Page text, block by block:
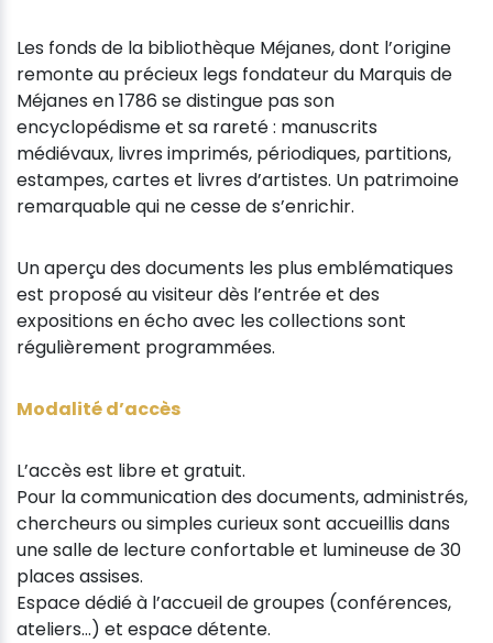
Les fonds de la bibliothèque Méjanes, dont l’origine
remonte au précieux legs fondateur du Marquis de
Méjanes en 1786 se distingue pas son
encyclopédisme et sa rareté : manuscrits
médiévaux, livres imprimés, périodiques, partitions,
estampes, cartes et livres d’artistes. Un patrimoine
remarquable qui ne cesse de s’enrichir.
Un aperçu des documents les plus emblématiques
est proposé au visiteur dès l’entrée et des
expositions en écho avec les collections sont
régulièrement programmées.
Modalité d’accès
L’accès est libre et gratuit.
Pour la communication des documents, administrés,
chercheurs ou simples curieux sont accueillis dans
une salle de lecture confortable et lumineuse de 30
places assises.
Espace dédié à l’accueil de groupes (conférences,
ateliers…) et espace détente.